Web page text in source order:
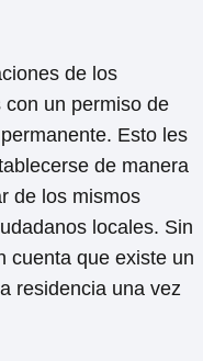
de los
un permiso de
Esto les
de manera
de los mismos
locales. Sin
cuenta que existe un
residencia una vez